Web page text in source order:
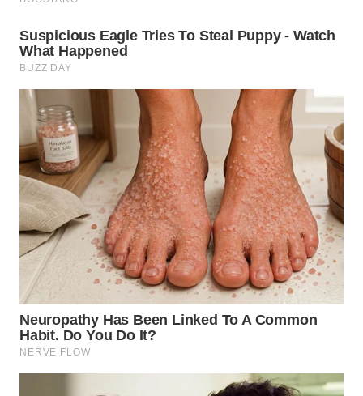
KARO
WN
SIMALUNGUN
WN
LABUHANBATU
WN
TAPANULI
TENGAH
WN DELI
SERDANG
WN
TEBING